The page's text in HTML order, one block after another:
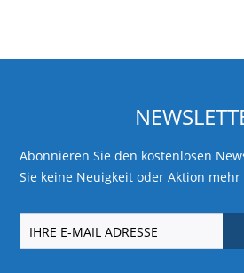
Abonnieren Sie den kostenlosen
Sie keine Neuigkeit oder Aktion mehr